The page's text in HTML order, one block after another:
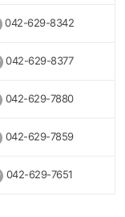
042-629-8342
042-629-8377
042-629-7880
042-629-7859
042-629-7651